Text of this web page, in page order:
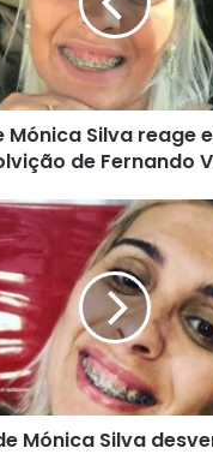
Mónica Silva reage
de Fernando
Mónica Silva